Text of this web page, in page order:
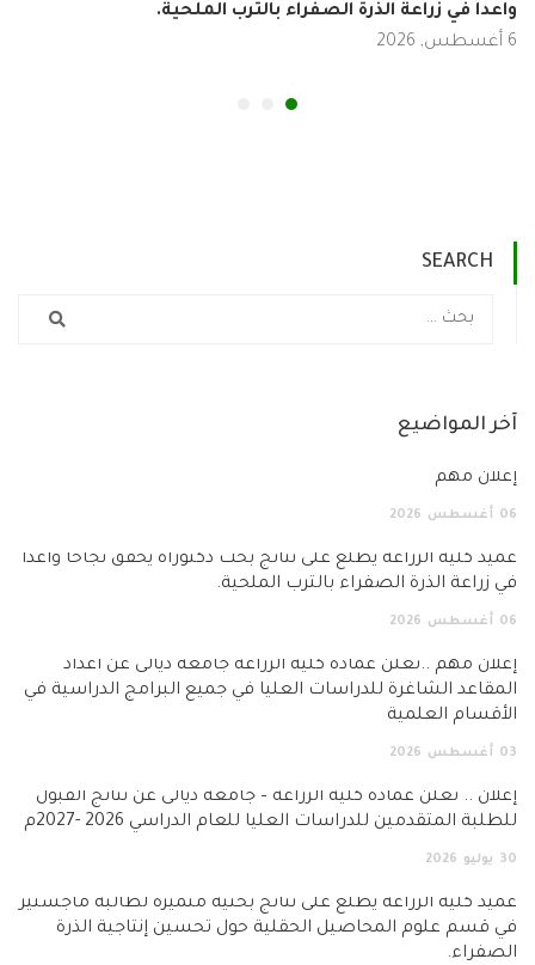
في زراعة الذرة الصفراء بالترب الملحية.
SEARCH
المواضيع
مهم
أغسطس 2026
كلية الزراعة يطّلع على نتائج بحث دكتوراه يحقق نجاحاً واعداً
زراعة الذرة الصفراء بالترب الملحية.
أغسطس 2026
مهم ..تعلن عمادة كلية الزراعة جامعة ديالى عن أعداد
الشاغرة للدراسات العليا في جميع البرامج الدراسية في
العلمية
أغسطس 2026
.. تعلن عمادة كلية الزراعة – جامعة ديالى عن نتائج القبول
المتقدمين للدراسات العليا للعام الدراسي 2026 -2027م
يوليو 2026
كلية الزراعة يطّلع على نتائج بحثية متميزة لطالبة ماجستير
قسم علوم المحاصيل الحقلية حول تحسين إنتاجية الذرة